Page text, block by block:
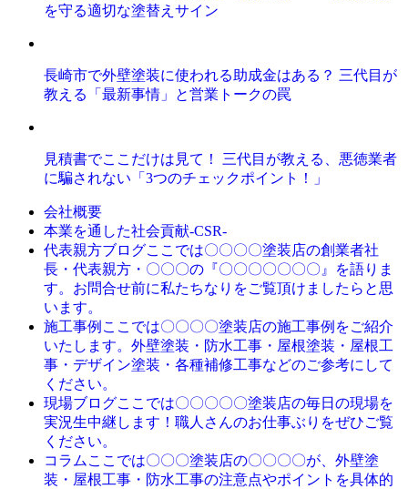
を守る適切な塗替えサイン
長崎市で外壁塗装に使われる助成金はある？ 三代目が
教える「最新事情」と営業トークの罠
見積書でここだけは見て！ 三代目が教える、悪徳業者
に騙されない「3つのチェックポイント！」
会社概要
本業を通した社会貢献-CSR-
代表親方ブログここでは〇〇〇〇塗装店の創業者社
長・代表親方・〇〇〇の『〇〇〇〇〇〇〇』を語りま
す。お問合せ前に私たちなりをご覧頂けましたらと思
います。
施工事例 ここでは〇〇〇〇塗装店の施工事例をご紹介
いたします。外壁塗装・防水工事・屋根塗装・屋根工
事・デザイン塗装・各種補修工事などのご参考にして
ください。
現場ブログここでは〇〇〇〇〇塗装店の毎日の現場を
実況生中継します！職人さんのお仕事ぶりをぜひご覧
ください。
コラム ここでは〇〇〇塗装店の〇〇〇〇が、外壁塗
装・屋根工事・防水工事の注意点やポイントを具体的